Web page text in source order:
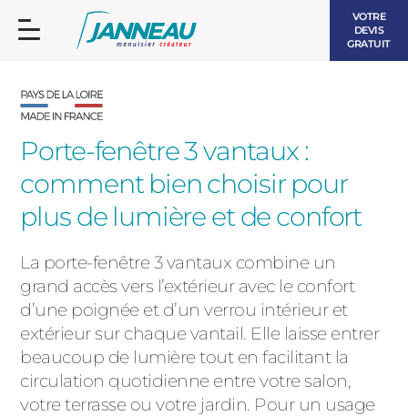
VOTRE
DEVIS
GRATUIT
Porte-fenêtre 3 vantaux :
comment bien choisir pour
plus de lumière et de confort
La porte-fenêtre 3 vantaux combine un
grand accès vers l’extérieur avec le confort
d’une poignée et d’un verrou intérieur et
extérieur sur chaque vantail. Elle laisse entrer
beaucoup de lumière tout en facilitant la
circulation quotidienne entre votre salon,
votre terrasse ou votre jardin. Pour un usage
FENÊTRES ET PORTES-FENÊTRES
BOIS
PORTES D’ENTRÉE
LES CONTEMPORAINES
LES INTEMPORELLES
LES LUMINEUSES
VOLETS ROULANTS
PERGOLAS